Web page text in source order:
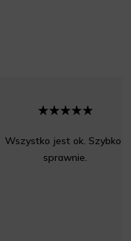
Wszystko jest ok. Szybko i
sprawnie.